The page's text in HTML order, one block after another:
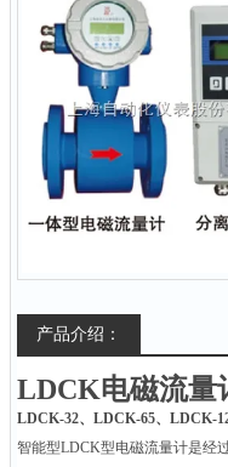
产品介绍：
LDCK电磁流量
LDCK-32、LDCK-65、LDCK-
智能型LDCK型电磁流量计是经